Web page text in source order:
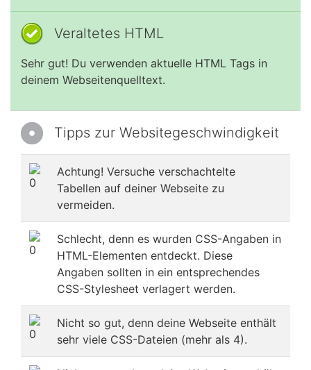
Veraltetes HTML
Sehr gut! Du verwenden aktuelle HTML Tags in
deinem Webseitenquelltext.
Tipps zur Websitegeschwindigkeit
Achtung! Versuche verschachtelte
Tabellen auf deiner Webseite zu
vermeiden.
Schlecht, denn es wurden CSS-Angaben in
HTML-Elementen entdeckt. Diese
Angaben sollten in ein entsprechendes
CSS-Stylesheet verlagert werden.
Nicht so gut, denn deine Webseite enthält
sehr viele CSS-Dateien (mehr als 4).